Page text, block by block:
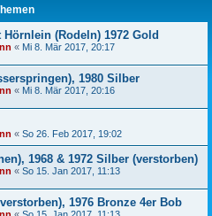
(Rodeln) 1972 Gold
« Mi 8. Mär 2017, 20:17
1980 Silber
« Mi 8. Mär 2017, 20:16
« So 26. Feb 2017, 19:02
1968 & 1972 Silber (verstorben)
« So 15. Jan 2017, 11:13
1976 Bronze 4er Bob